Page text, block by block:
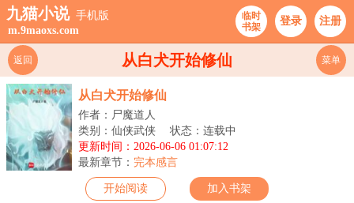
九猫小说 手机版
m.9maoxs.com
临时
书架
登录 注册
从白犬开始修仙
返回 菜单
从白犬开始修仙
作者：尸魔道人
类别：仙侠武侠
状态：连载中
更新时间：2026-06-06 01:07:12
最新章节： 完本感言
开始阅读 加入书架